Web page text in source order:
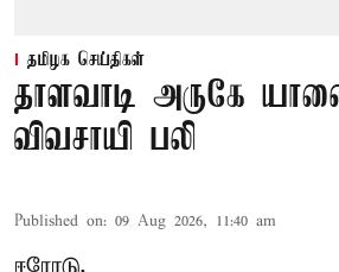
தமிழக செய்திகள்
தாளவாடி அருகே
விவசாயி பலி
Published on: 09 Aug 2026, 11:40 am
ஈரோடு,